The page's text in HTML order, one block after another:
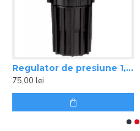
Regulator de presiune 1,8 bari Rain Bird
75,00 lei